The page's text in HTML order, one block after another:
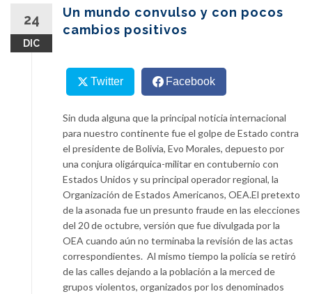
24
DIC
Un mundo convulso y con pocos
cambios positivos
Twitter Facebook
Sin duda alguna que la principal noticia internacional
para nuestro continente fue el golpe de Estado contra
el presidente de Bolivia, Evo Morales, depuesto por
una conjura oligárquica-militar en contubernio con
Estados Unidos y su principal operador regional, la
Organización de Estados Americanos, OEA.El pretexto
de la asonada fue un presunto fraude en las elecciones
del 20 de octubre, versión que fue divulgada por la
OEA cuando aún no terminaba la revisión de las actas
correspondientes. Al mismo tiempo la policía se retiró
de las calles dejando a la población a la merced de
grupos violentos, organizados por los denominados